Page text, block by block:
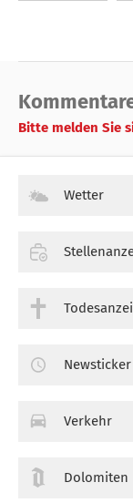
Bitte melden Sie
Wetter
Newsticker
Verkehr
Dolomiten